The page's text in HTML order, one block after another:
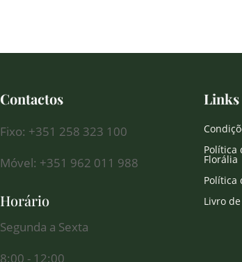
Contactos
Fixo: +351 258 323 100
Móvel: +351 962 011 988
Horário
Segunda a Sexta
8:00 - 12:00
Links
Política
Florália
Política
Livro